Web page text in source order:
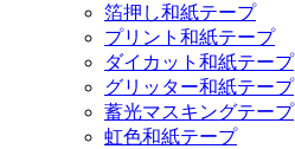
箔押し和紙テープ
プリント和紙テープ
ダイカット和紙テープ
グリッター和紙テープ
蓄光マスキングテープ
虹色和紙テープ